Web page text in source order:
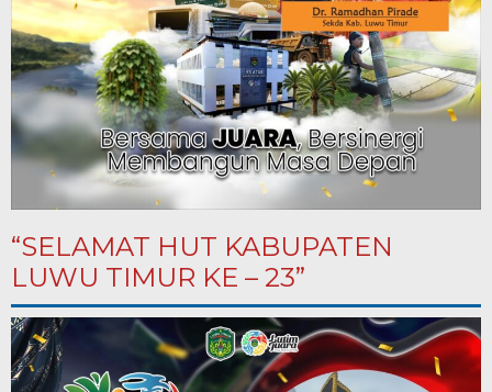
“SELAMAT HUT KABUPATEN
LUWU TIMUR KE – 23”